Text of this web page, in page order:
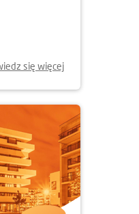
się więcej